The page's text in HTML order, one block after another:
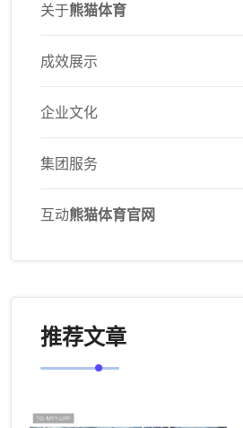
关于熊猫体育
成效展示
企业文化
集团服务
互动熊猫体育官网
推荐文章